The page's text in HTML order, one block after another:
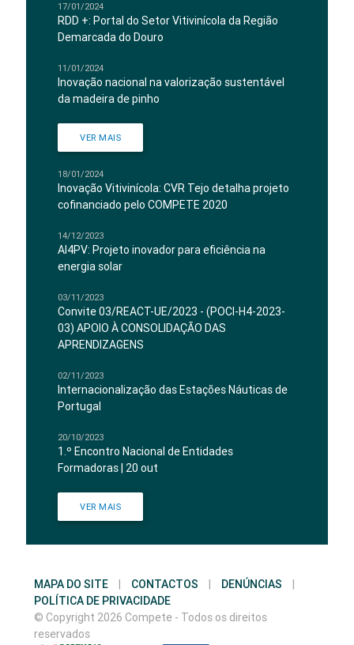
17/01/2024
RDD +: Portal do Setor Vitivinícola da Região
Demarcada do Douro
11/01/2024
Inovação nacional na valorização sustentável
da madeira de pinho
VER MAIS
18/01/2024
Inovação Vitivinícola: CVR Tejo detalha projeto
cofinanciado pelo COMPETE 2020
14/12/2023
AI4PV: Projeto inovador para eficiência na
energia solar
03/11/2023
Convite 03/REACT-UE/2023 - (POCI-H4-2023-
03) APOIO À CONSOLIDAÇÃO DAS
APRENDIZAGENS
02/11/2023
Internacionalização das Estações Náuticas de
Portugal
20/10/2023
1.º Encontro Nacional de Entidades
Formadoras | 20 out
VER MAIS
MAPA DO SITE CONTACTOS DENÚNCIAS
POLÍTICA DE PRIVACIDADE
© Copyright 2026 Compete - Todos os direitos
reservados